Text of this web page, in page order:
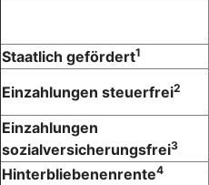
Staatlich gefördert1
Einzahlungen steuerfrei2
Einzahlungen
sozialversicherungsfrei3
Hinterbliebenenrente4